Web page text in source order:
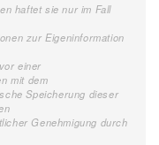
haftet sie nur im Fall
zur Eigeninformation
einer
mit dem
Speicherung dieser
Genehmigung durch